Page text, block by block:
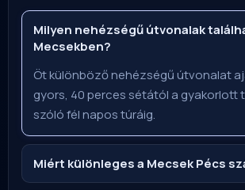
Milyen nehézségű útvonalak
Mecsekben?
Öt különböző nehézségű útvonalat
gyors, 40 perces sétától a gyakorlott
szóló fél napos túráig.
Miért különleges a Mecsek Pécs